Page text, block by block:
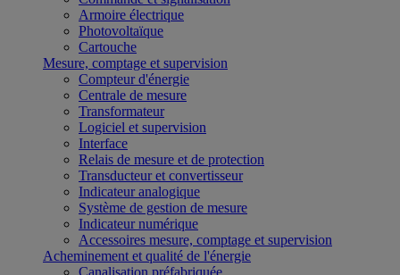
Armoire électrique
Photovoltaïque
Cartouche
Mesure, comptage et supervision
Compteur d'énergie
Centrale de mesure
Transformateur
Logiciel et supervision
Interface
Relais de mesure et de protection
Transducteur et convertisseur
Indicateur analogique
Système de gestion de mesure
Indicateur numérique
Accessoires mesure, comptage et supervision
Acheminement et qualité de l'énergie
Canalisation préfabriquée